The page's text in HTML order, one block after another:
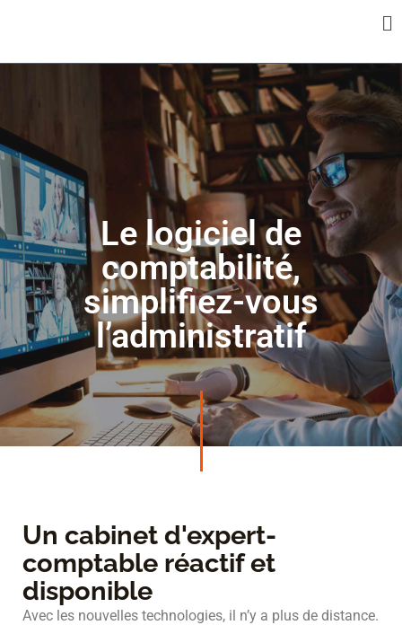
Le logiciel de
comptabilité,
simplifiez-vous
l’administratif
Un cabinet d'expert-
comptable réactif et
disponible
Avec les nouvelles technologies, il n’y a plus de distance.